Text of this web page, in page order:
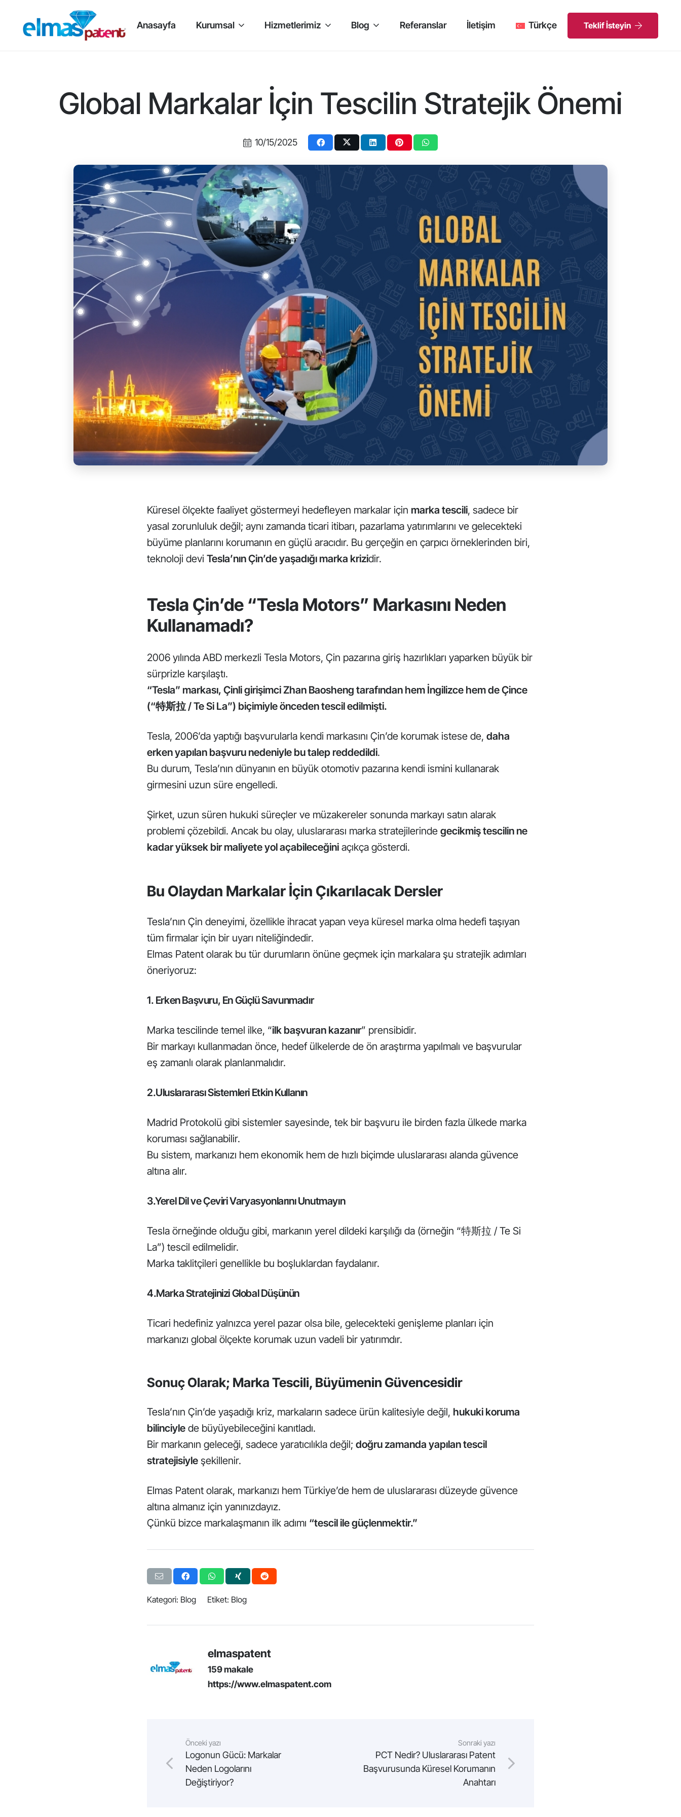
Anasayfa Kurumsal Hizmetlerimiz Blog Referanslar İletişim Türkçe Teklif İsteyin
Global Markalar İçin Tescilin Stratejik Önemi
10/15/2025
Küresel ölçekte faaliyet göstermeyi hedefleyen markalar için marka tescili, sadece bir
yasal zorunluluk değil; aynı zamanda ticari itibarı, pazarlama yatırımlarını ve gelecekteki
büyüme planlarını korumanın en güçlü aracıdır. Bu gerçeğin en çarpıcı örneklerinden biri,
teknoloji devi Tesla’nın Çin’de yaşadığı marka krizidir.
Tesla Çin’de “Tesla Motors” Markasını Neden
Kullanamadı?
2006 yılında ABD merkezli Tesla Motors, Çin pazarına giriş hazırlıkları yaparken büyük bir
sürprizle karşılaştı.
“Tesla” markası, Çinli girişimci Zhan Baosheng tarafından hem İngilizce hem de Çince
(“特斯拉 / Te Si La”) biçimiyle önceden tescil edilmişti.
Tesla, 2006’da yaptığı başvurularla kendi markasını Çin’de korumak istese de, daha
erken yapılan başvuru nedeniyle bu talep reddedildi.
Bu durum, Tesla’nın dünyanın en büyük otomotiv pazarına kendi ismini kullanarak
girmesini uzun süre engelledi.
Şirket, uzun süren hukuki süreçler ve müzakereler sonunda markayı satın alarak
problemi çözebildi. Ancak bu olay, uluslararası marka stratejilerinde gecikmiş tescilin ne
kadar yüksek bir maliyete yol açabileceğini açıkça gösterdi.
Bu Olaydan Markalar İçin Çıkarılacak Dersler
Tesla’nın Çin deneyimi, özellikle ihracat yapan veya küresel marka olma hedefi taşıyan
tüm firmalar için bir uyarı niteliğindedir.
Elmas Patent olarak bu tür durumların önüne geçmek için markalara şu stratejik adımları
öneriyoruz:
1. Erken Başvuru, En Güçlü Savunmadır
Marka tescilinde temel ilke, “ilk başvuran kazanır” prensibidir.
Bir markayı kullanmadan önce, hedef ülkelerde de ön araştırma yapılmalı ve başvurular
eş zamanlı olarak planlanmalıdır.
2.Uluslararası Sistemleri Etkin Kullanın
Madrid Protokolü gibi sistemler sayesinde, tek bir başvuru ile birden fazla ülkede marka
koruması sağlanabilir.
Bu sistem, markanızı hem ekonomik hem de hızlı biçimde uluslararası alanda güvence
altına alır.
3.Yerel Dil ve Çeviri Varyasyonlarını Unutmayın
Tesla örneğinde olduğu gibi, markanın yerel dildeki karşılığı da (örneğin “特斯拉 / Te Si
La”) tescil edilmelidir.
Marka taklitçileri genellikle bu boşluklardan faydalanır.
4.Marka Stratejinizi Global Düşünün
Ticari hedefiniz yalnızca yerel pazar olsa bile, gelecekteki genişleme planları için
markanızı global ölçekte korumak uzun vadeli bir yatırımdır.
Sonuç Olarak; Marka Tescili, Büyümenin Güvencesidir
Tesla’nın Çin’de yaşadığı kriz, markaların sadece ürün kalitesiyle değil, hukuki koruma
bilinciyle de büyüyebileceğini kanıtladı.
Bir markanın geleceği, sadece yaratıcılıkla değil; doğru zamanda yapılan tescil
stratejisiyle şekillenir.
Elmas Patent olarak, markanızı hem Türkiye’de hem de uluslararası düzeyde güvence
altına almanız için yanınızdayız.
Çünkü bizce markalaşmanın ilk adımı “tescil ile güçlenmektir.”
Kategori: Blog Etiket: Blog
elmaspatent
159 makale
https://www.elmaspatent.com
Önceki yazı
Logonun Gücü: Markalar
Neden Logolarını
Değiştiriyor?
Sonraki yazı
PCT Nedir? Uluslararası Patent
Başvurusunda Küresel Korumanın
Anahtarı